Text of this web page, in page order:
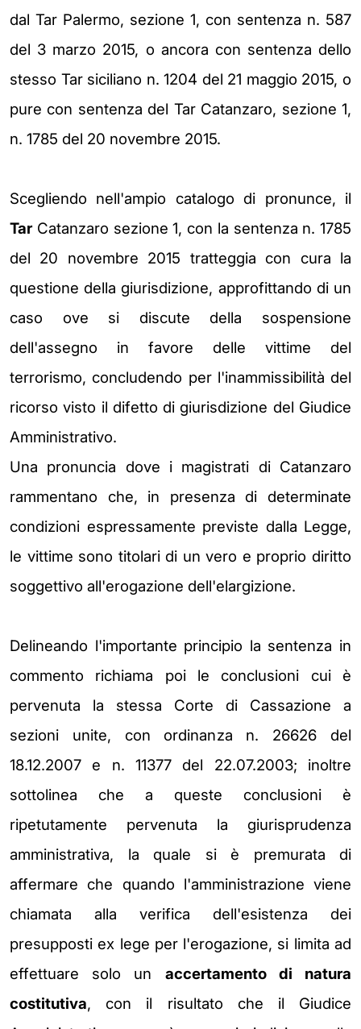
dal Tar Palermo, sezione 1, con sentenza n. 587
del 3 marzo 2015, o ancora con sentenza dello
stesso Tar siciliano n. 1204 del 21 maggio 2015, o
pure con sentenza del Tar Catanzaro, sezione 1,
n. 1785 del 20 novembre 2015.
Scegliendo nell'ampio catalogo di pronunce, il
TarCatanzaro sezione 1, con la sentenza n. 1785
del 20 novembre 2015 tratteggia con cura la
questione della giurisdizione, approfittando di un
caso ove si discute della sospensione
dell'assegno in favore delle vittime del
terrorismo, concludendo per l'inammissibilità del
ricorso visto il difetto di giurisdizione del Giudice
Amministrativo.
Una pronuncia dove i magistrati di Catanzaro
rammentano che, in presenza di determinate
condizioni espressamente previste dalla Legge,
le vittime sono titolari di un vero e proprio diritto
soggettivo all'erogazione dell'elargizione.
Delineando l'importante principio la sentenza in
commento richiama poi le conclusioni cui è
pervenuta la stessa Corte di Cassazione a
sezioni unite, con ordinanza n. 26626 del
18.12.2007 e n. 11377 del 22.07.2003; inoltre
sottolinea che a queste conclusioni è
ripetutamente pervenuta la giurisprudenza
amministrativa, la quale si è premurata di
affermare che quando l'amministrazione viene
chiamata alla verifica dell'esistenza dei
presupposti ex lege per l'erogazione, si limita ad
effettuare solo un accertamento di natura
costitutiva, con il risultato che il Giudice